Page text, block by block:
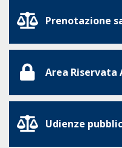
Prenotazione
Area
Udienze